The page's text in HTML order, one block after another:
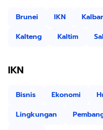
Brunei IKN Kalbar
Kalteng
Kaltim
IKN
Bisnis Ekonomi
Lingkungan